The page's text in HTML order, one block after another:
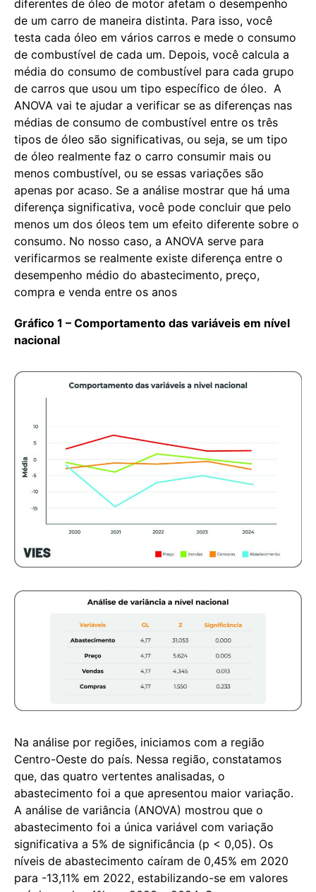
diferentes de óleo de motor afetam o desempenho
de um carro de maneira distinta. Para isso, você
testa cada óleo em vários carros e mede o consumo
de combustível de cada um. Depois, você calcula a
média do consumo de combustível para cada grupo
de carros que usou um tipo específico de óleo. A
ANOVA vai te ajudar a verificar se as diferenças nas
médias de consumo de combustível entre os três
tipos de óleo são significativas, ou seja, se um tipo
de óleo realmente faz o carro consumir mais ou
menos combustível, ou se essas variações são
apenas por acaso. Se a análise mostrar que há uma
diferença significativa, você pode concluir que pelo
menos um dos óleos tem um efeito diferente sobre o
consumo. No nosso caso, a ANOVA serve para
verificarmos se realmente existe diferença entre o
desempenho médio do abastecimento, preço,
compra e venda entre os anos
Gráfico 1 – Comportamento das variáveis em nível
nacional
Na análise por regiões, iniciamos com a região
Centro-Oeste do país. Nessa região, constatamos
que, das quatro vertentes analisadas, o
abastecimento foi a que apresentou maior variação.
A análise de variância (ANOVA) mostrou que o
abastecimento foi a única variável com variação
significativa a 5% de significância (p < 0,05). Os
níveis de abastecimento caíram de 0,45% em 2020
para -13,11% em 2022, estabilizando-se em valores